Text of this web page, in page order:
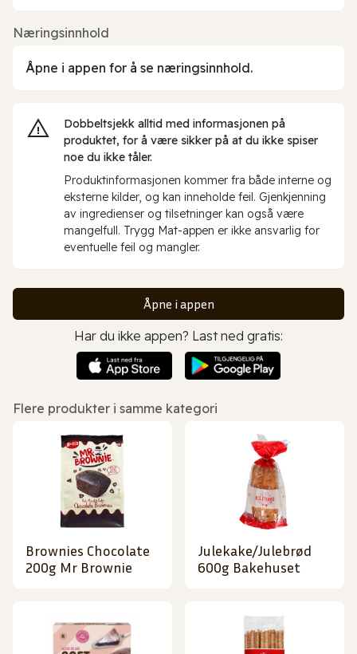
Næringsinnhold
Åpne i appen for å se næringsinnhold.
Dobbeltsjekk alltid med informasjonen på
produktet, for å være sikker på at du ikke spiser
noe du ikke tåler.
Produktinformasjonen kommer fra både interne og
eksterne kilder, og kan inneholde feil. Gjenkjenning
av ingredienser og tilsetninger kan også være
mangelfull. Trygg Mat-appen er ikke ansvarlig for
eventuelle feil og mangler.
Åpne i appen
Har du ikke appen? Last ned gratis:
Flere produkter i samme kategori
Brownies Chocolate
200g Mr Brownie
Julekake/Julebrød
600g Bakehuset